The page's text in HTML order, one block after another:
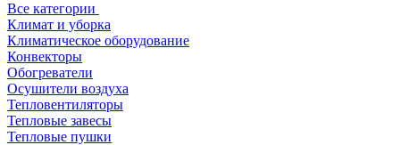
Все категории
Климат и уборка
Климатическое оборудование
Конвекторы
Обогреватели
Осушители воздуха
Тепловентиляторы
Тепловые завесы
Тепловые пушки